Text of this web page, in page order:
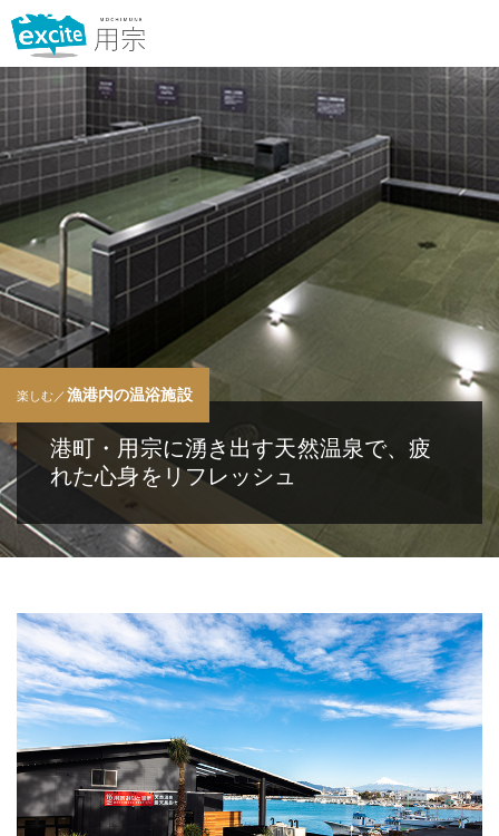
港町・用宗に湧き出す天然温泉で、疲
れた心身をリフレッシュ
楽しむ／ 漁港内の温浴施設